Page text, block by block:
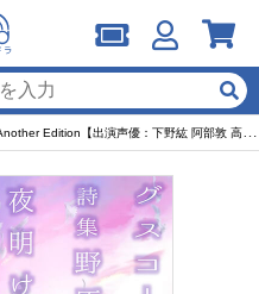
Edition【出演声優：下野紘 阿部敦 高塚智人】